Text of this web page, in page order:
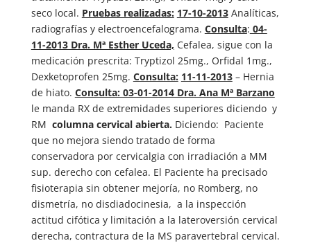
seco local. Pruebas realizadas: 17-10-2013Analíticas,
radiografías y electroencefalograma. Consulta: 04-
11-2013 Dra. Mª Esther Uceda, Cefalea, sigue con la
medicación prescrita: Tryptizol 25mg., Orfidal 1mg.,
Dexketoprofen 25mg. Consulta: 11-11-2013– Hernia
de hiato. Consulta: 03-01-2014 Dra. Ana Mª Barzano
le manda RX de extremidades superiores diciendo y
RM columna cervical abierta.Diciendo: Paciente
que no mejora siendo tratado de forma
conservadora por cervicalgia con irradiación a MM
sup. derecho con cefalea. El Paciente ha precisado
fisioterapia sin obtener mejoría, no Romberg, no
dismetría, no disdiadocinesia, a la inspección
actitud cifótica y limitación a la lateroversión cervical
derecha, contractura de la MS paravertebral cervical.